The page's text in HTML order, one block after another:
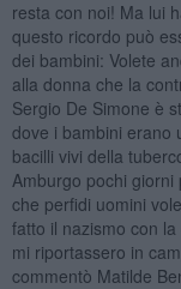
resta con noi! Ma lui
questo ricordo può
dei bambini: Volete
alla donna che la
Sergio De Simone è
dove i bambini erano
bacilli vivi della
Amburgo pochi
che perfidi uomini
fatto il nazismo con
mi riportassero in
commentò Matilde